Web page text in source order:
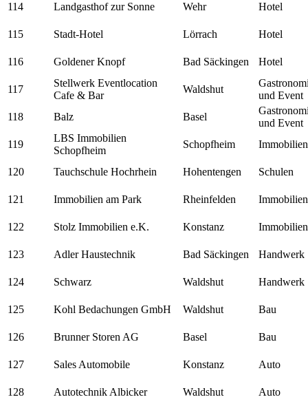
114 Landgasthof zur Sonne Wehr Hotel
115 Stadt-Hotel Lörrach Hotel
116 Goldener Knopf Bad Säckingen Hotel
117
Stellwerk Eventlocation
Cafe & Bar
Waldshut
und Event
118
Balz Basel
und Event
119
LBS Immobilien
Schopfheim
Schopfheim Immobilien
120 Tauchschule Hochrhein Hohentengen Schulen
121 Immobilien am Park Rheinfelden Immobilien
122 Stolz Immobilien e.K. Konstanz Immobilien
123 Adler Haustechnik Bad Säckingen Handwerk
124 Schwarz Waldshut Handwerk
125 Kohl Bedachungen GmbH Waldshut Bau
126 Brunner Storen AG Basel Bau
127 Sales Automobile Konstanz Auto
128 Autotechnik Albicker Waldshut Auto